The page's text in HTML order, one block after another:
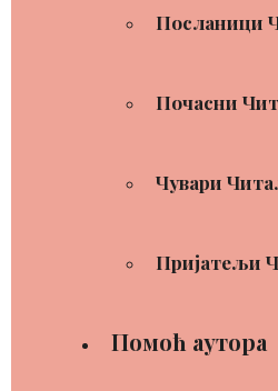
Посланици
Почасни
Чувари
Пријатељи
Помоћ аутора